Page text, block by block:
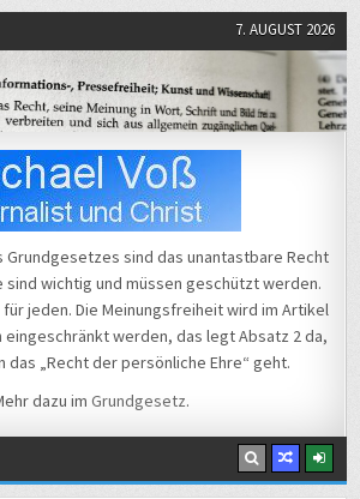
7. AUGUST 2026
Grundgesetzes sind das unantastbare Recht
sind wichtig und müssen geschützt werden.
jeden. Die Meinungsfreiheit wird im Artikel
eingeschränkt werden, das legt Absatz 2 da,
das „Recht der persönliche Ehre“ geht.
dazu im Grundgesetz.